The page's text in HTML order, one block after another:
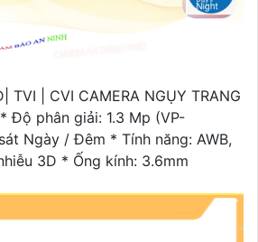
TVI | CVI CAMERA NGỤY TRANG
Độ phân giải: 1.3 Mp (VP-
Ngày / Đêm * Tính năng: AWB,
3D * Ống kính: 3.6mm